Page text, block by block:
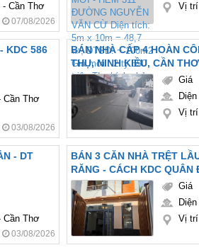
- Cần Thơ
07/08/2026
Vị trí
THỨ - KDC 586
Cần Thơ
03/08/2026
BÁN NHÀ CẤP 4 HOÀN
THỤ, NINH KIỀU, CẦN THƠ
Giá
Vị trí
Cần Thơ
03/08/2026
BÁN 3 CĂN NHÀ TRỆT
RĂNG - CÁCH KDC QUÂN
10 (2KM) - FULL NỘI THẤT
Giá
Vị trí